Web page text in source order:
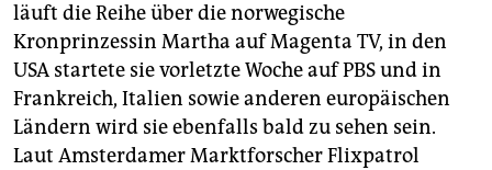
läuft die Reihe über die norwegische
Kronprinzessin Martha auf Magenta TV, in den
USA startete sie vorletzte Woche auf PBS und in
Frankreich, Italien sowie anderen europäischen
Ländern wird sie ebenfalls bald zu sehen sein.
Laut Amsterdamer Marktforscher Flixpatrol